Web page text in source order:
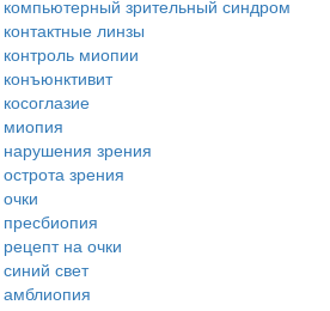
компьютерный зрительный синдром
контактные линзы
контроль миопии
конъюнктивит
косоглазие
миопия
нарушения зрения
острота зрения
очки
пресбиопия
рецепт на очки
синий свет
амблиопия